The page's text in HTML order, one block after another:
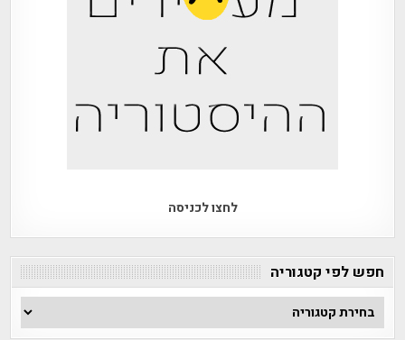
לחצו לכניסה
חפש לפי קטגוריה
חפש
לפי